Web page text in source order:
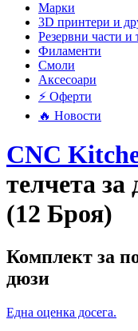
Mарки
3D принтери и
Резервни части и
Филаменти
Смоли
Аксесоари
⚡ Оферти
🔥 Новости
CNC
телчета
(12 Броя)
Комплект за
дюзи
Една оценка досега.